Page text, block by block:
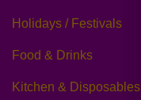
Holidays / Festivals
Food & Drinks
Kitchen & Disposables